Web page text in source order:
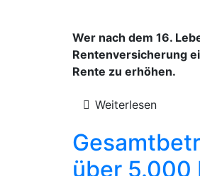
Wer nach dem 16.
Rentenversicherung
Rente zu erhöhen.
Weiterlesen
über 5.000